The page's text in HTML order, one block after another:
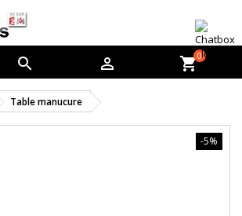
  shopping_cart0
Table manucure
-5%